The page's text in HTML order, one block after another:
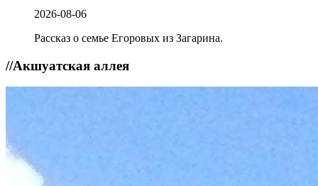
2026-08-06
Рассказ о семье Егоровых из Загарина.
//Акшуатская аллея